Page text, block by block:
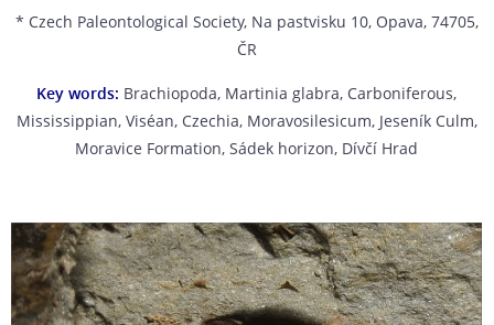
* Czech Paleontological Society, Na pastvisku 10, Opava, 74705,
ČR
Key words: Brachiopoda, Martinia glabra, Carboniferous,
Mississippian, Viséan, Czechia, Moravosilesicum, Jeseník Culm,
Moravice Formation, Sádek horizon, Dívčí Hrad